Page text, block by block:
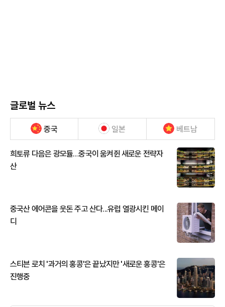
글로벌 뉴스
중국 일본 베트남
희토류 다음은 광모듈…중국이 움켜쥔 새로운 전략자
산
중국산 에어콘을 웃돈 주고 산다...유럽 열광시킨 메이
디
스티븐 로치 '과거의 홍콩'은 끝났지만 '새로운 홍콩'은
진행중